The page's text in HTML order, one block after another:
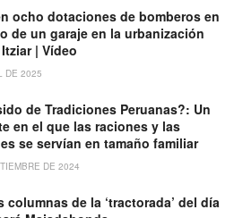
ocho dotaciones de bomberos en
de un garaje en la urbanización
| Vídeo
DE 2025
de Tradiciones Peruanas?: Un
en el que las raciones y las
se servían en tamaño familiar
DE 2024
columnas de la ‘tractorada’ del día